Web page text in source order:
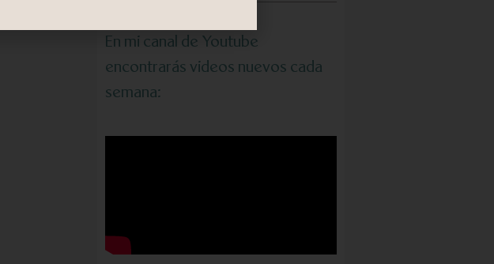
En mi canal de Youtube
encontrarás videos nuevos cada
semana: